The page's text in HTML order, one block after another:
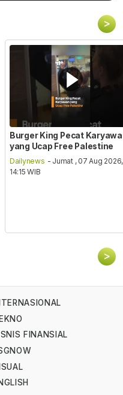
>
Burger King Pecat
yang Ucap Free Palestine
Dailynews - Jumat , 07 Aug 2026,
14:15 WIB
>
FINANSIAL